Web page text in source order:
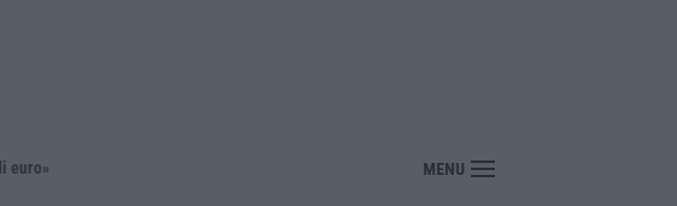
Renzi: «Conte? Sarebbe delittuoso vannaccizzare la coalizione»
MENU